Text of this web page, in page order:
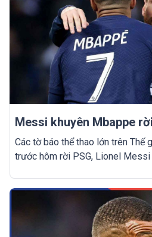
Messi khuyên Mbappe
Các tờ báo thể thao lớn trên Thế
trước hôm rời PSG, Lionel